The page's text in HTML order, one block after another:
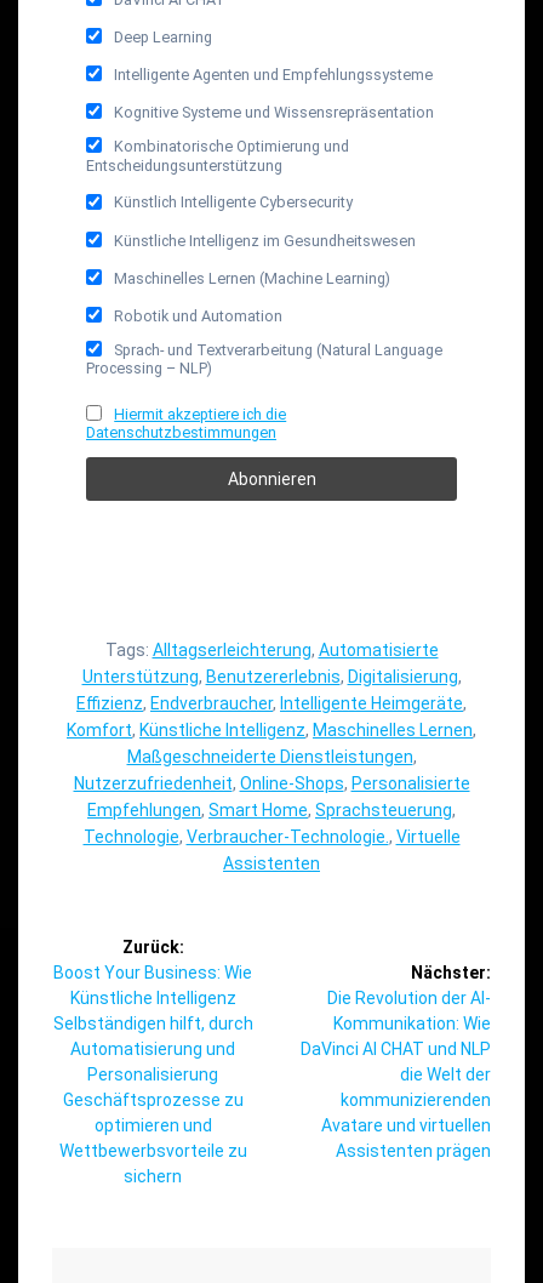
Deep Learning
Intelligente Agenten und Empfehlungssysteme
Kognitive Systeme und Wissensrepräsentation
Kombinatorische Optimierung und
Entscheidungsunterstützung
Künstlich Intelligente Cybersecurity
Künstliche Intelligenz im Gesundheitswesen
Maschinelles Lernen (Machine Learning)
Robotik und Automation
Sprach- und Textverarbeitung (Natural Language
Processing – NLP)
Hiermit akzeptiere ich die
Datenschutzbestimmungen
Tags: Alltagserleichterung, Automatisierte
Unterstützung, Benutzererlebnis, Digitalisierung,
Effizienz, Endverbraucher, Intelligente Heimgeräte,
Komfort, Künstliche Intelligenz, Maschinelles Lernen,
Maßgeschneiderte Dienstleistungen,
Nutzerzufriedenheit, Online-Shops, Personalisierte
Empfehlungen, Smart Home, Sprachsteuerung,
Technologie, Verbraucher-Technologie. , Virtuelle
Assistenten
Beitragsnavigation
Zurück:
Vorheriger
Beitrag:
Boost Your Business: Wie
Künstliche Intelligenz
Selbständigen hilft, durch
Automatisierung und
Personalisierung
Geschäftsprozesse zu
optimieren und
Wettbewerbsvorteile zu
sichern
Nächster:
Nächster
Beitrag:
Die Revolution der AI-
Kommunikation: Wie
DaVinci AI CHAT und NLP
die Welt der
kommunizierenden
Avatare und virtuellen
Assistenten prägen